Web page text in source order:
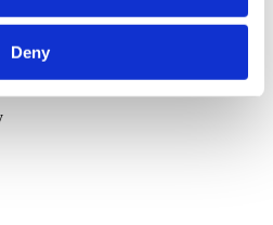
Deny